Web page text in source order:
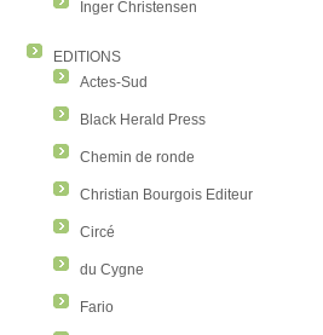
Inger Christensen
EDITIONS
Actes-Sud
Black Herald Press
Chemin de ronde
Christian Bourgois Editeur
Circé
du Cygne
Fario